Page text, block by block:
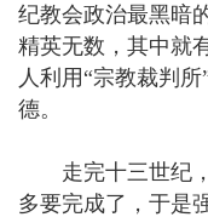
纪教会政治最黑暗
精英无数，其中就
人利用“宗教裁判
德。
走完十三世纪，
多要完成了，于是